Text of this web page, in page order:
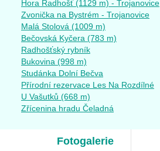
Hora Radhošť (1129 m) - Trojanovice
Zvonička na Bystrém - Trojanovice
Malá Stolová (1009 m)
Bečovská Kyčera (783 m)
Radhošťský rybník
Bukovina (998 m)
Studánka Dolní Bečva
Přírodní rezervace Les Na Rozdílné
U Vašutků (668 m)
Zřícenina hradu Čeladná
Fotogalerie